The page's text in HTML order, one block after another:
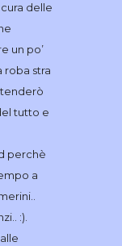
delle
un po’
roba stra
tutto e
perchè
a
:).